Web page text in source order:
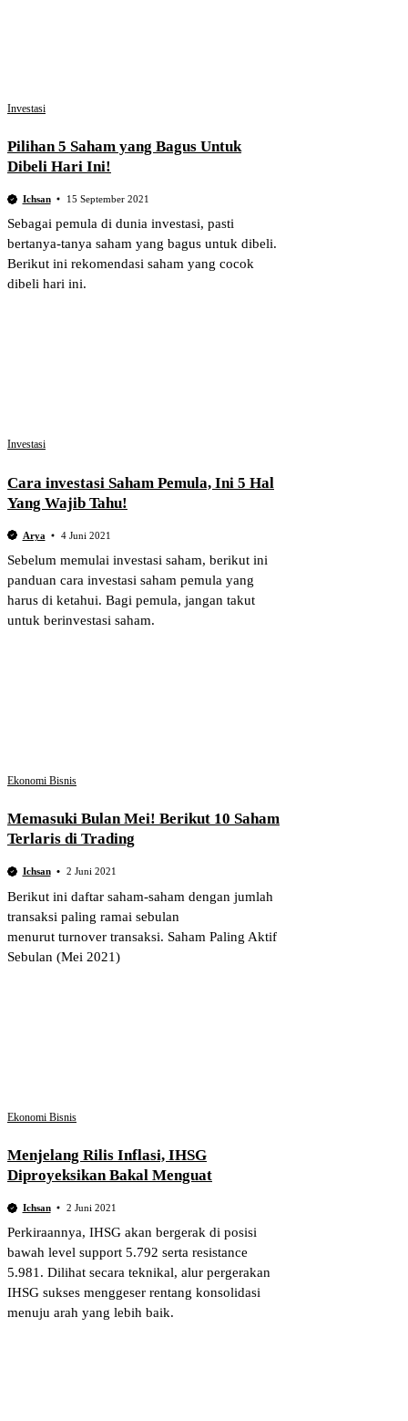
Investasi
Pilihan 5 Saham yang Bagus Untuk
Dibeli Hari Ini!
Ichsan 15 September 2021
Sebagai pemula di dunia investasi, pasti
bertanya-tanya saham yang bagus untuk dibeli.
Berikut ini rekomendasi saham yang cocok
dibeli hari ini.
Investasi
Cara investasi Saham Pemula, Ini 5 Hal
Yang Wajib Tahu!
Arya 4 Juni 2021
Sebelum memulai investasi saham, berikut ini
panduan cara investasi saham pemula yang
harus di ketahui. Bagi pemula, jangan takut
untuk berinvestasi saham.
Ekonomi Bisnis
Memasuki Bulan Mei! Berikut 10 Saham
Terlaris di Trading
Ichsan 2 Juni 2021
Berikut ini daftar saham-saham dengan jumlah
transaksi paling ramai sebulan
menurut turnover transaksi. Saham Paling Aktif
Sebulan (Mei 2021)
Ekonomi Bisnis
Menjelang Rilis Inflasi, IHSG
Diproyeksikan Bakal Menguat
Ichsan 2 Juni 2021
Perkiraannya, IHSG akan bergerak di posisi
bawah level support 5.792 serta resistance
5.981. Dilihat secara teknikal, alur pergerakan
IHSG sukses menggeser rentang konsolidasi
menuju arah yang lebih baik.